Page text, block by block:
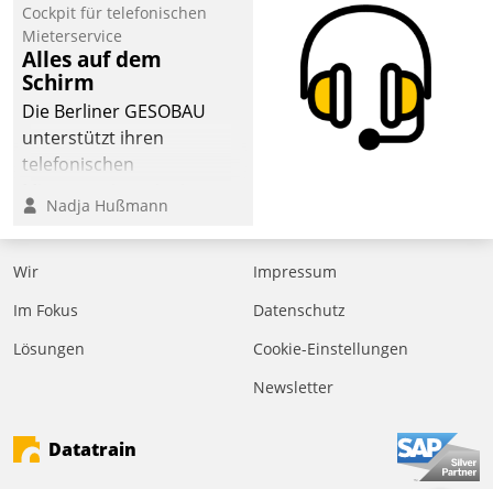
einsehen und ändern
oder
Schadensmeldungen
abgeben – rund um die
Uhr.
Cockpit für telefonischen
Mieterservice
Alles auf dem
Schirm
Die Berliner GESOBAU
unterstützt ihren
telefonischen
digitalen Cockpit, das
situationsbezogen
passende Fragen und
Eine intuitive
Dialogführung ermöglicht
effizienter zu bearbeiten.
Nadja Hußmann
Wir
Im Fokus
Lösungen
Impressum
Datenschutz
Cookie-Einstellungen
Newsletter
Datatrain